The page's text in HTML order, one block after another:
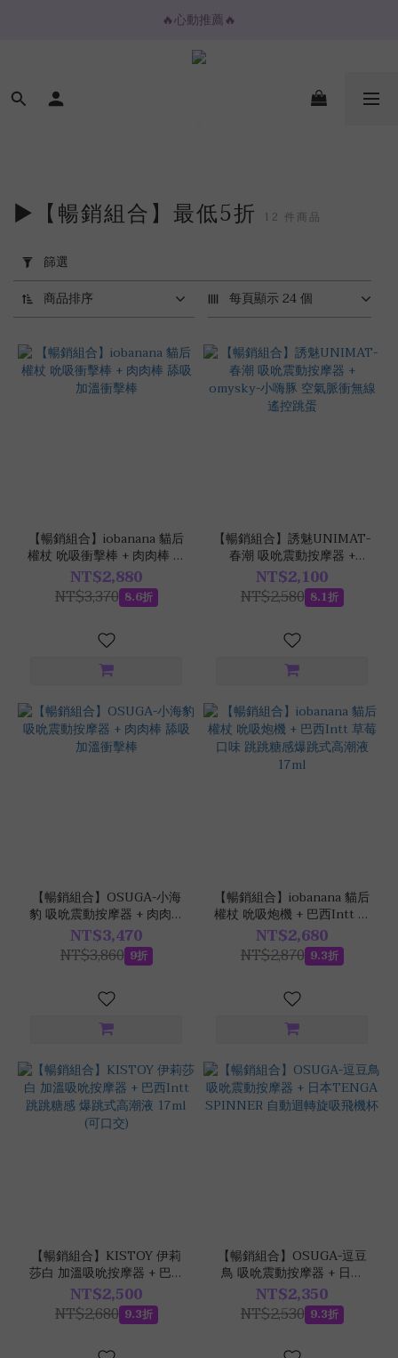
🔥心動推薦🔥
🔥心動推薦🔥
💌購物金放大折抵💌
用
篩
選
(0/20)
價格
(NT$)
能
衝
棒
挑
逗
距
遙
(2)
KISSTOY
►【暢銷組合】最低5折 12 件商品
篩選
商品排序
每頁顯示 24 個
【暢銷組合】iobanana 貓后
權杖 吮吸衝擊棒 + 肉肉棒 舔
吸加溫衝擊棒
NT$2,880
NT$3,370 8.6折
【暢銷組合】誘魅UNIMAT-
春潮 吸吮震動按摩器 +
omysky-小嗨豚 空氣脈衝無
線遙控跳蛋
NT$2,100
NT$2,580 8.1折
【暢銷組合】OSUGA-小海
豹 吸吮震動按摩器 + 肉肉棒
舔吸加溫衝擊棒
NT$3,470
NT$3,860 9折
【暢銷組合】iobanana 貓后
權杖 吮吸炮機 + 巴西Intt 草
莓口味 跳跳糖感爆跳式高潮
液 17ml
NT$2,680
NT$2,870 9.3折
【暢銷組合】KISTOY 伊莉
莎白 加溫吸吮按摩器 + 巴西
Intt 跳跳糖感 爆跳式高潮液
17ml (可口交)
NT$2,500
NT$2,680 9.3折
【暢銷組合】OSUGA-逗豆
鳥 吸吮震動按摩器 + 日本
TENGA SPINNER 自動迴
轉旋吸飛機杯
NT$2,350
NT$2,530 9.3折